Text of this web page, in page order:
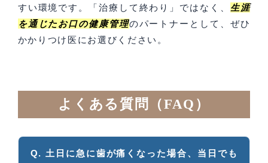
すい環境です。「治療して終わり」ではなく、 生涯
を通じたお口の健康管理のパートナーとして、ぜひ
かかりつけ医にお選びください。
よくある質問（FAQ）
Q. 土日に急に歯が痛くなった場合、当日でも